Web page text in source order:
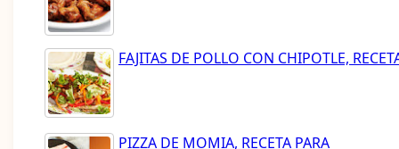
FAJITAS DE POLLO CON CHIPOTLE,
PIZZA DE MOMIA, RECETA PARA